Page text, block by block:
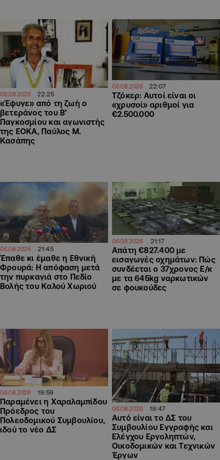
06.08.2026 22:25
«Έφυγε» από τη ζωή ο
βετεράνος του Β’
Παγκοσμίου και αγωνιστής
της ΕΟΚΑ, Παύλος Μ.
Κασάπης
06.08.2026 22:07
Τζόκερ: Αυτοί είναι οι
«χρυσοί» αριθμοί για
€2.500.000
06.08.2026 21:45
Έπαθε κι έμαθε η Εθνική
Φρουρά: Η απόφαση μετά
την πυρκαγιά στο Πεδίο
Βολής του Καλού Χωριού
06.08.2026 21:17
Απάτη €827.400 με
εισαγωγές οχημάτων: Πώς
συνδέεται ο 37χρονος Ε/κ
με τα 645kg ναρκωτικών
σε φουκούδες
06.08.2026 19:59
Παραμένει η Χαραλαμπίδου
Πρόεδρος του
Πολεοδομικού Συμβουλίου,
ιδού το νέο ΔΣ
06.08.2026 19:47
Αυτό είναι το ΔΣ του
Συμβουλίου Εγγραφής και
Ελέγχου Εργοληπτών,
Οικοδομικών και Τεχνικών
Έργων